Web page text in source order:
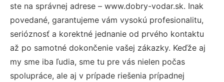
ste na správnej adrese – www.dobry-vodar.sk. Inak
povedané, garantujeme vám vysokú profesionalitu,
serióznosť a korektné jednanie od prvého kontaktu
až po samotné dokončenie vašej zákazky. Keďže aj
my sme iba ľudia, sme tu pre vás nielen počas
spolupráce, ale aj v prípade riešenia prípadnej